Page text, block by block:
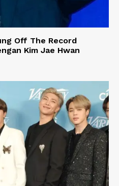
Off The Record
Kim Jae Hwan